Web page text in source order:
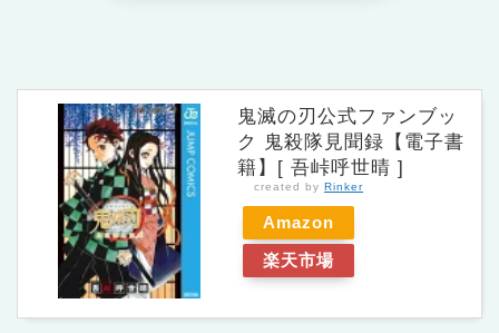
鬼滅の刃公式ファンブッ
ク 鬼殺隊見聞録【電子書
籍】[ 吾峠呼世晴 ]
created by Rinker
Amazon
楽天市場